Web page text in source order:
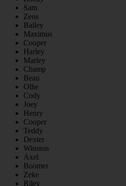
Sam
Zeus
Bailey
Maximus
Cooper
Harley
Marley
Champ
Beau
Ollie
Cody
Joey
Henry
Cooper
Teddy
Dexter
Winston
Axel
Boomer
Zeke
Riley